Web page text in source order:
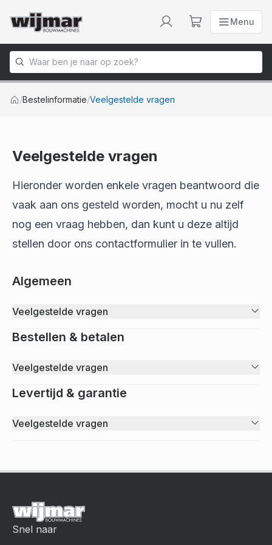
Menu
Menu
Naar homepage
/Bestelinformatie/Veelgestelde vragen
Veelgestelde vragen
Hieronder worden enkele vragen beantwoord die
vaak aan ons gesteld worden, mocht u nu zelf
nog een vraag hebben, dan kunt u deze altijd
stellen door ons contactformulier in te vullen.
Algemeen
Veelgestelde vragen
Bestellen & betalen
Veelgestelde vragen
Levertijd & garantie
Veelgestelde vragen
Snel naar